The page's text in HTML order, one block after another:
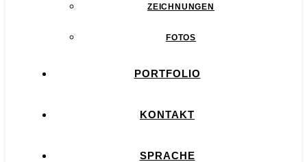
ZEICHNUNGEN
FOTOS
PORTFOLIO
KONTAKT
SPRACHE